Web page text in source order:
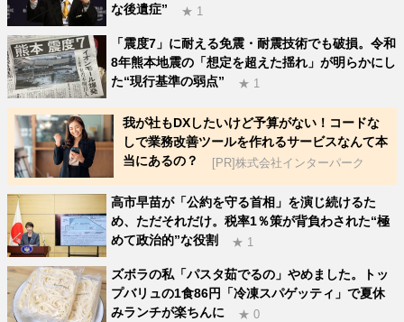
な後遺症”
★ 1
「震度7」に耐える免震・耐震技術でも破損。令和
8年熊本地震の「想定を超えた揺れ」が明らかにし
た“現行基準の弱点”
★ 1
我が社もDXしたいけど予算がない！コードな
しで業務改善ツールを作れるサービスなんて本
当にあるの？
[PR]株式会社インターパーク
高市早苗が「公約を守る首相」を演じ続けるた
め、ただそれだけ。税率1％策が背負わされた“極
めて政治的”な役割
★ 1
ズボラの私「パスタ茹でるの」やめました。トッ
プバリュの1食86円「冷凍スパゲッティ」で夏休
みランチが楽ちんに
★ 0